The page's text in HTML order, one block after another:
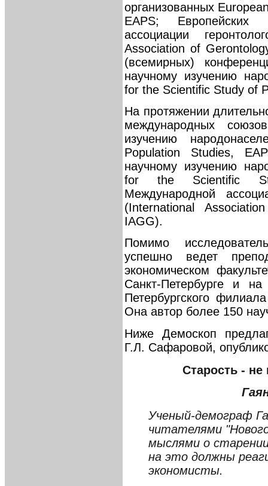
организованных
EAPS; Европейских
ассоциации
Association of
(всемирных)
научному изучению
for the Scientific Study of
На протяжении
международных
изучению
Population Studies,
научному изучению
for the Scientific
Международной
(International
IAGG).
Помимо
успешно ведет
экономическом
Санкт-Петербурге и
Петербургского
Она автор более 150
Ниже Демоскоп
Г.Л. Сафаровой,
Старость -
Ученый-демограф
читателями
мыслями о
на это должны
экономисты.